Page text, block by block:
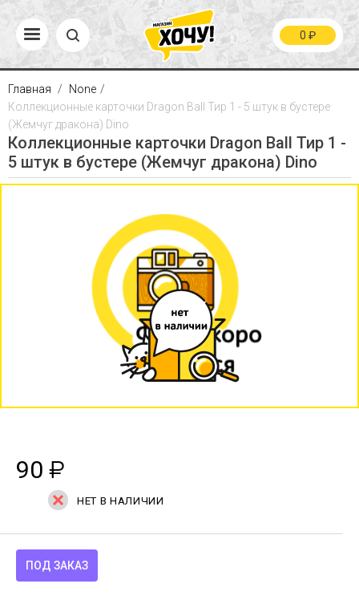
0 ₽
Главная
None
Коллекционные карточки Dragon Ball Тир 1 - 5 штук в бустере
(Жемчуг дракона) Dino
Коллекционные карточки Dragon Ball Тир 1 -
5 штук в бустере (Жемчуг дракона) Dino
90 ₽
НЕТ В НАЛИЧИИ
ПОД ЗАКАЗ